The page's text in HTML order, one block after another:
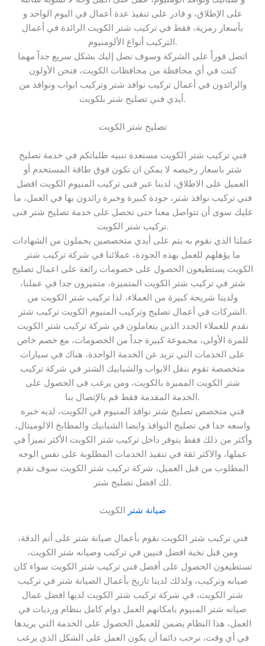
على الإطلاق، و قادر على تنفيذ عدة أعمال في اليوم الواحد و
بأسعار رمزية، فقط في تركيب شتر الكويت الرائدة في أعمال
التركيب أنواع الألومنيوم.
اتصل فوراً على الشركة وسوف نصل إليك بشكل سريع جداً مهما
كنت في أي محافظة من محافظات الكويت، فنحن الأولون
والرائدون في أعمال تركيب نوافذ شتر وتركيب ابواب ونوافذ من
أيدي فني تصليح شتر بلكويت.
تصليح شتر الكويت
‏فني تركيب شتر الكويت مستعدة تنبيه طلباتكم في خدمة تصليح
شتر باسعار رخيصه لا يمكن ان تكون فوق طاقة المستخدم أو
العميل على الاطلاق، لدينا عبر فنى تركيب المنيوم الكويت افضل
فني تركيب نوافذ شتر، جودة كبيرة وخبرة رائدون بها في العمل، ما
عليك سوى أن تتواصل معنا حتى تحصل على خدمة تصليح شتر فنى
تركيب شتر الكويت.
‏عملنا الذي نقوم به يتم على أيدي متخصصين يحملون من الشهادات
ما يؤهلهم للعمل بهذه الجودة، عملائنا في شركة تركيب شتر
الكويت يستطيعون الحصول على خصومات رائعة على اعمال تصليح
شتر في تركيب شتر الكويت المتميزة، متميزون جدا في عملنا،
ولدينا شريحة كبيرة من العملاء، لذا تركيب شتر الكويت من
الشركات في أعمال تصليح وتركيب المنيوم الكويت تركيب شتر.
نقدم للعملاء الجدد الذين يتعاملون في شركة تركيب شتر الكويت
للمرة الأولى، مجموعة كبيرة جداً من الخصومات، مع خصم خاص
على الخدمات التي تزيد عن الخدمة الواحدة، هناك في سيارات
متخصصة تقوم بنقل الابواب والشبابيك الشتر في شركة تركيب
شتر الكويت المميزة بالكويت، ومن يرغب فى الحصول على
الخدمة المقدمة فقط قم بالإتصال بنا.
فني متخصص تصليح شتر نوافذ المنيوم في الكويت، لديه خبره
واسعه جدا في تصليح النوافذ وايضا الشبابيك والمطابخ الالوميتال،
وأكثر من ذلك فقط يتوفر داخل تركيب شتر الكويت الأكثر تميزاً في
عملها، والاكثر ثقة في تنفيذ الخدمات المطلوبة على نفس الوجه
المطلوب من قبل العميل، شركة تركيب شتر الكويت سوف تقدم
لك افضل تصليح شتر.
صيانة شتر الكويت
فني تركيب شتر الكويت نقوم بأعمال صيانة شتر على أتم الدقة،
ومن قبل نخبة افضل فنيين في تركيب وصيانه شتر الكويت،
تستطيعون الحصول على أفضل فني تركيب شتر الكويت سواء كان
صيانه وتركيب، ولذلك لدينا تاريخ بأعمال الصيانة شتر في تركيب
شتر الكويت، في شركة تركيب شتر الكويت لديها افضل عمال
صيانه شتر المنيوم بامكانهم العمل دوام كامل بنظام ورديات في
العمل، هذا النظام يضمن للعميل الحصول على الخدمة التي يريدها
في أي وقت، نرحب دائما أن يكون العمل على الشكل الذي يرغب